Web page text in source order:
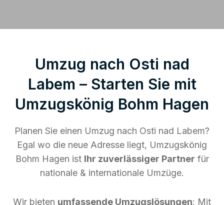
Umzug nach Osti nad
Labem – Starten Sie mit
Umzugskönig Bohm Hagen
Planen Sie einen Umzug nach Osti nad Labem?
Egal wo die neue Adresse liegt, Umzugskönig
Bohm Hagen ist Ihr zuverlässiger Partner für
nationale & internationale Umzüge.
Wir bieten umfassende Umzugslösungen: Mit